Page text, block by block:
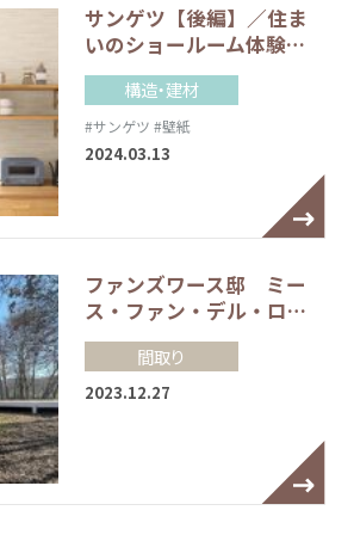
サンゲツ【後編】／住ま
いのショールーム体験…
構造・建材
#サンゲツ #壁紙
2024.03.13
ファンズワース邸 ミー
ス・ファン・デル・ロ…
間取り
2023.12.27